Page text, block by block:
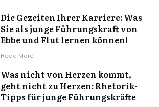
Die Gezeiten Ihrer Karriere: Was
Sie als junge Führungskraft von
Ebbe und Flut lernen können!
Read More
Was nicht von Herzen kommt,
geht nicht zu Herzen: Rhetorik-
Tipps für junge Führungskräfte